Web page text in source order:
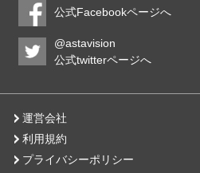
公式Facebookページへ
@astavision
公式twitterページへ
運営会社
利用規約
プライバシーポリシー